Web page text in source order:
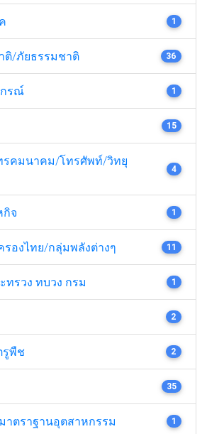
1
ติ/ภัยธรรมชาติ 36
กรณ์ 1
15
รคมนาคม/โทรศัพท์/วิทยุ
4
กิจ 1
รองไทย/กลุ่มพลังต่างๆ 11
ทรวง ทบวง กรม 1
2
รูพืช 2
35
าตราฐานอุตสาหกรรม 1